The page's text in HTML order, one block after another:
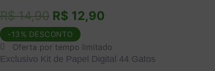
R$14,90 O
preço
original
R$ 12,90
atual
-13% DESCONTO
Oferta por tempo limitado
Exclusivo Kit de Papel Digital 44 Gatos